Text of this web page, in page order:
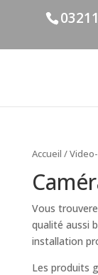
Accueil /
Vous
qualité aussi
installation
Les produits